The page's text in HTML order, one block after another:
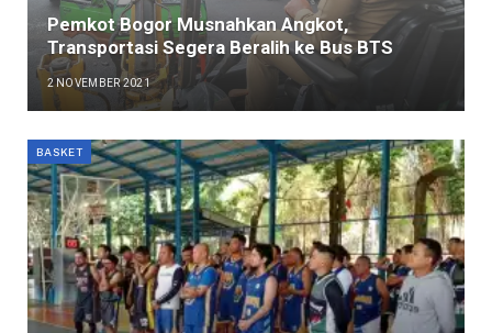
Pemkot Bogor Musnahkan Angkot,
Transportasi Segera Beralih ke Bus BTS
2 NOVEMBER 2021
BASKET